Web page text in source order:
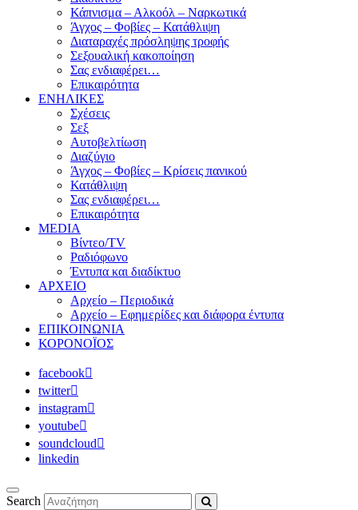
Κάπνισμα – Αλκοόλ – Ναρκωτικά
Άγχος – Φοβίες – Κατάθλιψη
Διαταραχές πρόσληψης τροφής
Σεξουαλική κακοποίηση
Σας ενδιαφέρει…
Επικαιρότητα
ΕΝΗΛΙΚΕΣ
Σχέσεις
Σεξ
Αυτοβελτίωση
Διαζύγιο
Άγχος – Φοβίες – Κρίσεις πανικού
Κατάθλιψη
Σας ενδιαφέρει…
Επικαιρότητα
MEDIA
Βίντεο/TV
Ραδιόφωνο
Έντυπα και διαδίκτυο
ΑΡΧΕΙΟ
Αρχείο – Περιοδικά
Αρχείο – Εφημερίδες και διάφορα έντυπα
ΕΠΙΚΟΙΝΩΝΙΑ
ΚΟΡΟΝΟΪΟΣ
facebook
twitter
instagram
youtube
soundcloud
linkedin
Search